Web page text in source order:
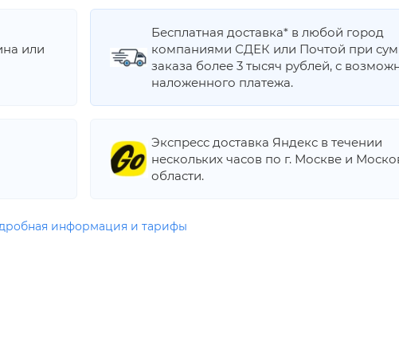
или
Бесплатная доставка* в любой город
компаниями СДЕК или Почтой при
заказа более 3 тысяч рублей, с
наложенного платежа.
Экспресс доставка Яндекс в течении
нескольких часов по г. Москве и
области.
информация и тарифы